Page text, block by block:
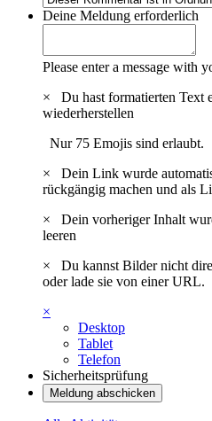
Deine Meldung erforderlich
Please enter a message with
×
Du hast formatierten Text
wiederherstellen
Nur 75 Emojis sind erlaubt.
×
Dein Link wurde
rückgängig machen und als
×
Dein vorheriger Inhalt
leeren
×
Du kannst Bilder nicht
oder lade sie von einer URL.
×
Desktop
Tablet
Telefon
Sicherheitsprüfung
Meldung abschicken